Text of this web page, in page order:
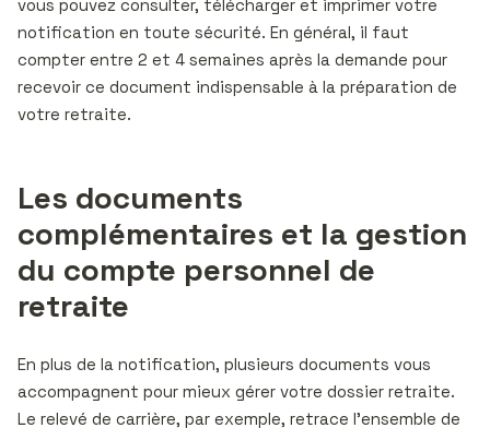
vous pouvez consulter, télécharger et imprimer votre
notification en toute sécurité. En général, il faut
compter entre 2 et 4 semaines après la demande pour
recevoir ce document indispensable à la préparation de
votre retraite.
Les documents
complémentaires et la gestion
du compte personnel de
retraite
En plus de la notification, plusieurs documents vous
accompagnent pour mieux gérer votre dossier retraite.
Le relevé de carrière, par exemple, retrace l’ensemble de